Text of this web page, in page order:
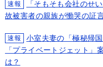
速報
「そもそも会社のせ
故被害者の親族が慟哭の証
速報
小室夫妻の「極秘帰
「プライベートジェット
は？